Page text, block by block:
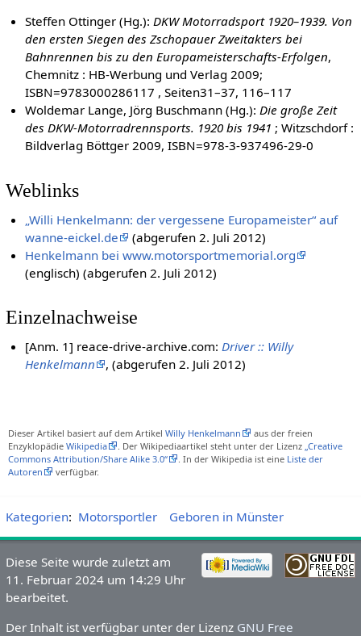
Steffen Ottinger (Hg.):DKW Motorradsport 1920–1939. Von
den ersten Siegen des Zschopauer Zweitakters bei
Bahnrennen bis zu den Europameisterschafts-Erfolgen,
Chemnitz : HB-Werbung und Verlag 2009;
ISBN=9783000286117 , Seiten31–37, 116–117
Woldemar Lange, Jörg Buschmann (Hg.):Die große Zeit
des DKW-Motorradrennsports. 1920 bis 1941 ; Witzschdorf :
Bildverlag Böttger 2009, ISBN=978-3-937496-29-0
Weblinks
„Willi Henkelmann: der vergessene Europameister“ auf
wanne-eickel.de
(abgerufen 2. Juli 2012)
Henkelmann bei www.motorsportmemorial.org
(englisch) (abgerufen 2. Juli 2012)
Einzelnachweise
[Anm. 1] reace-drive-archive.com:Driver :: Willy
Henkelmann
, (abgerufen 2. Juli 2012)
Dieser Artikel basiert auf dem Artikel Willy Henkelmann
aus der freien
Enzyklopädie Wikipedia . Der Wikipediaartikel steht unter der Lizenz „Creative
Commons Attribution/Share Alike 3.0“
. In der Wikipedia ist eine Liste der
Autoren
verfügbar.
Kategorien: Motorsportler Geboren in Münster
Diese Seite wurde zuletzt am
11. Februar 2024 um 14:29 Uhr
bearbeitet.
Der Inhalt ist verfügbar unter der Lizenz GNU Free